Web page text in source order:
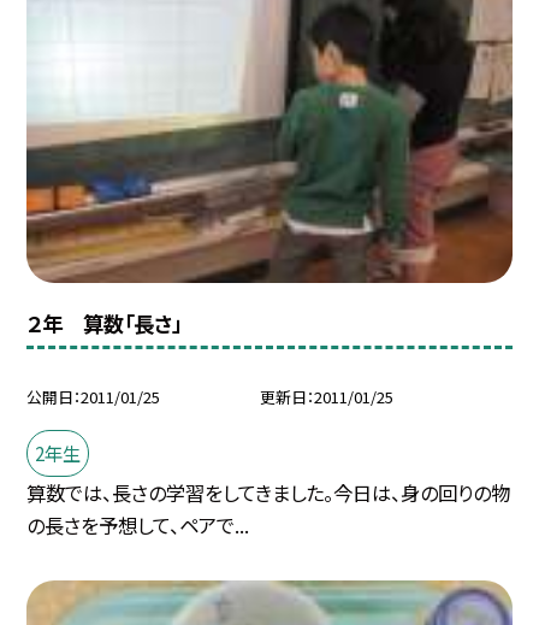
２年 算数「長さ」
公開日 2011/01/25 更新日 2011/01/25
2年生
算数では、長さの学習をしてきました。今日は、身の回りの物
の長さを予想して、ペアで...